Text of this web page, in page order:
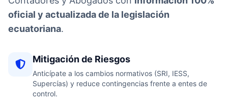
oficial y actualizada de la legislación
ecuatoriana.
Mitigación de Riesgos
Anticípate a los cambios normativos (SRI, IESS,
Supercías) y reduce contingencias frente a entes de
control.